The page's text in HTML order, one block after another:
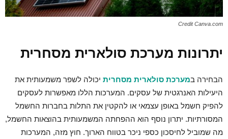
Credit Canva.com
יתרונות מערכת סולארית מסחרית
הבחירה במערכת סולארית מסחרית יכולה לשפר משמעותית את
היעילות האנרגטית של עסקים. המערכות הללו מאפשרות לעסקים
להפיק חשמל באופן עצמאי או להקטין את התלות בחברות החשמל
המסורתיות. יתרון נוסף הוא ההפחתה המשמעותית בהוצאות החשמל,
מה שמוביל לחיסכון כספי ניכר בטווח הארוך. חוץ מזה, המערכות